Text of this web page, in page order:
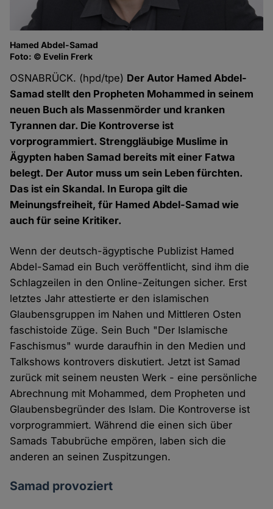
Hamed Abdel-Samad
Foto: © Evelin Frerk
OSNABRÜCK. (hpd/tpe) Der Autor Hamed Abdel-
Samad stellt den Propheten Mohammed in seinem
neuen Buch als Massenmörder und kranken
Tyrannen dar. Die Kontroverse ist
vorprogrammiert. Strenggläubige Muslime in
Ägypten haben Samad bereits mit einer Fatwa
belegt. Der Autor muss um sein Leben fürchten.
Das ist ein Skandal. In Europa gilt die
Meinungsfreiheit, für Hamed Abdel-Samad wie
auch für seine Kritiker.
Wenn der deutsch-ägyptische Publizist Hamed
Abdel-Samad ein Buch veröffentlicht, sind ihm die
Schlagzeilen in den Online-Zeitungen sicher. Erst
letztes Jahr attestierte er den islamischen
Glaubensgruppen im Nahen und Mittleren Osten
faschistoide Züge. Sein Buch "Der Islamische
Faschismus" wurde daraufhin in den Medien und
Talkshows kontrovers diskutiert. Jetzt ist Samad
zurück mit seinem neusten Werk - eine persönliche
Abrechnung mit Mohammed, dem Propheten und
Glaubensbegründer des Islam. Die Kontroverse ist
vorprogrammiert. Während die einen sich über
Samads Tabubrüche empören, laben sich die
anderen an seinen Zuspitzungen.
Samad provoziert